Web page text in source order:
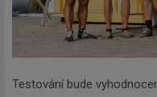
Testování bude